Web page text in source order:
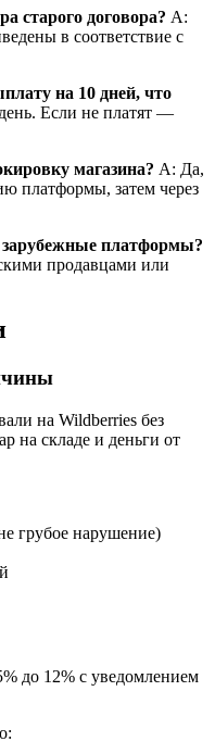
старого договора? A:
в соответствие с
на 10 дней, что
Если не платят —
магазина? A: Да,
платформы, затем через
зарубежные платформы?
продавцами или
на Wildberries без
на складе и деньги от
грубое нарушение)
до 12% с уведомлением